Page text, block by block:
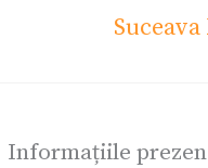
Informațiile